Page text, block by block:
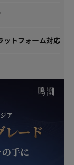
ットフォーム対応